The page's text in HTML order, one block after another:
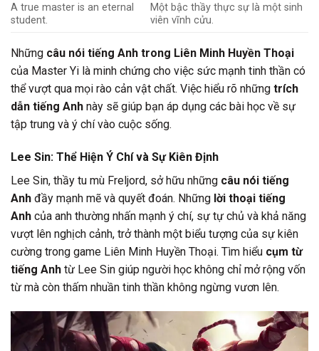
A true master is an eternal
student.
Một bậc thầy thực sự là một sinh
viên vĩnh cửu.
Những câu nói tiếng Anh trong Liên Minh Huyền Thoại
của Master Yi là minh chứng cho việc sức mạnh tinh thần có
thể vượt qua mọi rào cản vật chất. Việc hiểu rõ những trích
dẫn tiếng Anh này sẽ giúp bạn áp dụng các bài học về sự
tập trung và ý chí vào cuộc sống.
Lee Sin: Thể Hiện Ý Chí và Sự Kiên Định
Lee Sin, thầy tu mù Freljord, sở hữu những câu nói tiếng
Anh đầy mạnh mẽ và quyết đoán. Những lời thoại tiếng
Anh của anh thường nhấn mạnh ý chí, sự tự chủ và khả năng
vượt lên nghịch cảnh, trở thành một biểu tượng của sự kiên
cường trong game Liên Minh Huyền Thoại. Tìm hiểu cụm từ
tiếng Anh từ Lee Sin giúp người học không chỉ mở rộng vốn
từ mà còn thấm nhuần tinh thần không ngừng vươn lên.